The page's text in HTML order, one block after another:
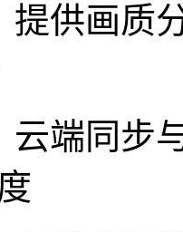
提供画质
云端同步